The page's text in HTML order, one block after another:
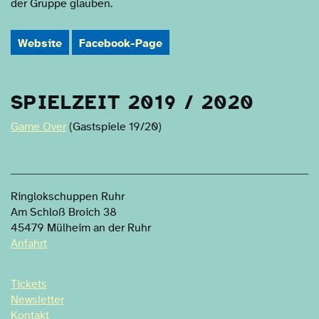
der Gruppe glauben.
Website Facebook-Page
PRODUKTIONEN
SPIELZEIT 2019 / 2020
Game Over(Gastspiele 19/20)
Ringlokschuppen Ruhr
Am Schloß Broich 38
45479 Mülheim an der Ruhr
Anfahrt
Tickets
Newsletter
Kontakt